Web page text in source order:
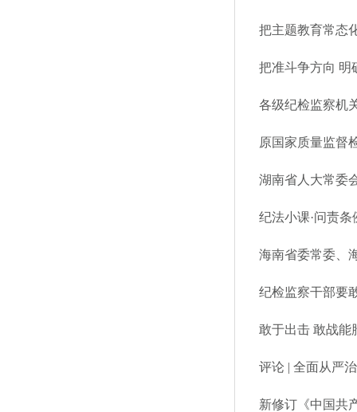
把主题教育常态
把准斗争方向 明
各级纪检监察机
原国家质量监督
湖南省人大常委
纪法小课·问责
海南省委常委、
纪检监察干部要
敢于出击 敢战能
评论 | 全面从严
新修订《中国共